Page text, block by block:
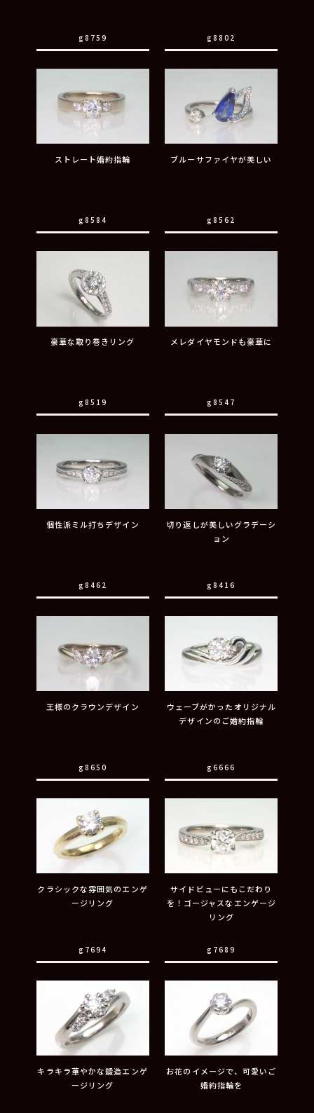
g8759 g8802
ストレート婚約指輪
g8584
ブルーサファイヤが美しい
g8562
豪華な取り巻きリング
g8519
メレダイヤモンドも豪華に
g8547
個性派ミル打ちデザイン
g8462
切り返しが美しいグラデーシ
ョン
g8416
王様のクラウンデザイン
g8650
ウェーブがかったオリジナル
デザインのご婚約指輪
g6666
クラシックな雰囲気のエンゲ
ージリング
g7694
サイドビューにもこだわり
を！ゴージャスなエンゲージ
リング
g7689
キラキラ華やかな鍛造エンゲ
ージリング
お花のイメージで、可愛いご
婚約指輪を